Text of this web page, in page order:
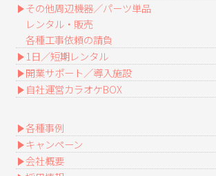
その他周辺機器／パーツ単品
レンタル・販売
各種工事依頼の請負
1日／短期レンタル
開業サポート／導入施設
自社運営カラオケBOX
各種事例
キャンペーン
会社概要